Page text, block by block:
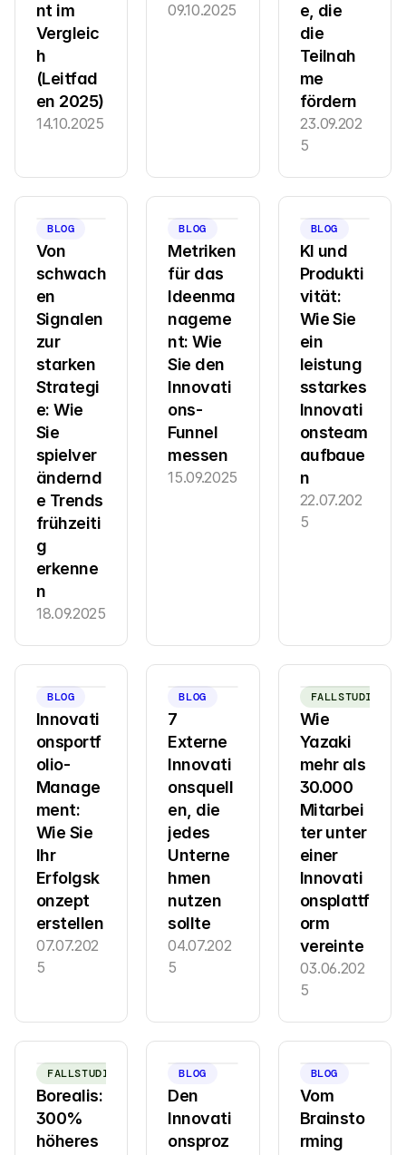
nt im
Vergleic
h
(Leitfad
en 2025)
14.10.2025
09.10.2025
e, die
die
Teilnah
me
fördern
23.09.202
5
BLOG
Von
schwach
en
Signalen
zur
starken
Strategi
e: Wie
Sie
spielver
ändernd
e Trends
frühzeiti
g
erkenne
n
18.09.2025
BLOG
Metriken
für das
Ideenma
nageme
nt: Wie
Sie den
Innovati
ons-
Funnel
messen
15.09.2025
BLOG
KI und
Produkti
vität:
Wie Sie
ein
leistung
sstarkes
Innovati
onsteam
aufbaue
n
22.07.202
5
BLOG
Innovati
onsportf
olio-
Manage
ment:
Wie Sie
Ihr
Erfolgsk
onzept
erstellen
07.07.202
5
BLOG
7
Externe
Innovati
onsquell
en, die
jedes
Unterne
hmen
nutzen
sollte
04.07.202
5
FALLSTUDIE
Wie
Yazaki
mehr als
30.000
Mitarbei
ter unter
einer
Innovati
onsplattf
orm
vereinte
03.06.202
5
FALLSTUDIE
Borealis:
300%
höheres
BLOG
Den
Innovati
onsproz
BLOG
Vom
Brainsto
rming